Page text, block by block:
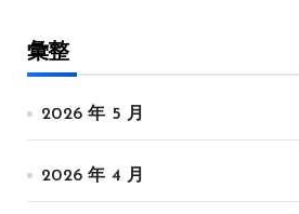
彙整
2026 年 5 月
2026 年 4 月